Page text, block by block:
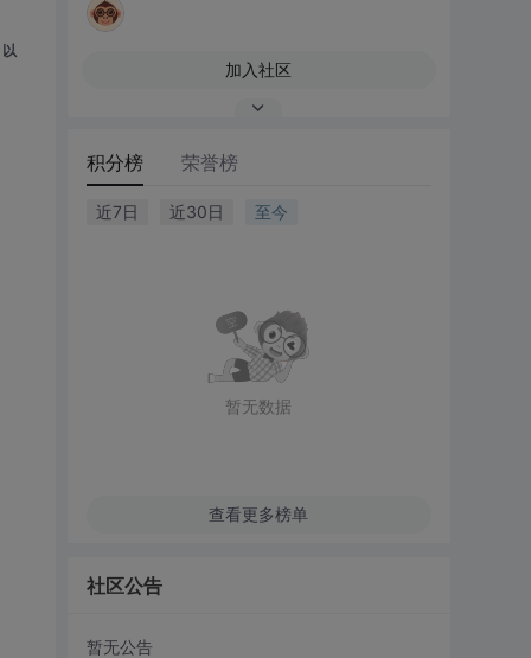
加入社区
积分榜 荣誉榜
近7日 近30日 至今
暂无数据
查看更多榜单
社区公告
暂无公告